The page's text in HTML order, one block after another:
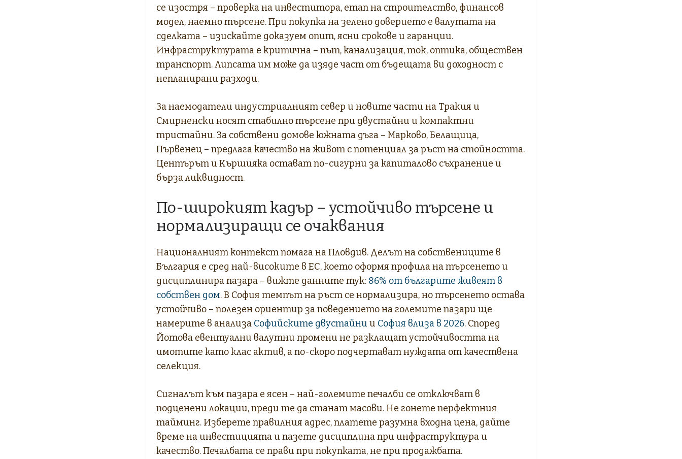
се изостря – проверка на инвеститора, етап на строителство, финансов
модел, наемно търсене. При покупка на зелено доверието е валутата на
сделката – изискайте доказуем опит, ясни срокове и гаранции.
Инфраструктурата е критична – път, канализация, ток, оптика, обществен
транспорт. Липсата им може да изяде част от бъдещата ви доходност с
непланирани разходи.
За наемодатели индустриалният север и новите части на Тракия и
Смирненски носят стабилно търсене при двустайни и компактни
тристайни. За собствени домове южната дъга – Марково, Белащица,
Първенец – предлага качество на живот с потенциал за ръст на стойността.
Центърът и Кършияка остават по-сигурни за капиталово съхранение и
бърза ликвидност.
По-широкият кадър – устойчиво търсене и
нормализиращи се очаквания
Националният контекст помага на Пловдив. Делът на собствениците в
България е сред най-високите в ЕС, което оформя профила на търсенето и
дисциплинира пазара – вижте данните тук: 86% от българите живеят в
собствен дом. В София темпът на ръст се нормализира, но търсенето остава
устойчиво – полезен ориентир за поведението на големите пазари ще
намерите в анализа Софийските двустайни и София влиза в 2026. Според
Йотова евентуални валутни промени не разклащат устойчивостта на
имотите като клас актив, а по-скоро подчертават нуждата от качествена
селекция.
Сигналът към пазара е ясен – най-големите печалби се отключват в
подценени локации, преди те да станат масови. Не гонете перфектния
тайминг. Изберете правилния адрес, платете разумна входна цена, дайте
време на инвестицията и пазете дисциплина при инфраструктура и
качество. Печалбата се прави при покупката, не при продажбата.